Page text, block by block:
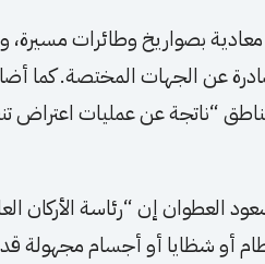
بصواريخ وطائرات
عن الجهات المختصة. كما
“ناتجة عن عمليات اعتراض
العطوان إن “رئاسة الأركان
أو شظايا أو أجسام مجهولة